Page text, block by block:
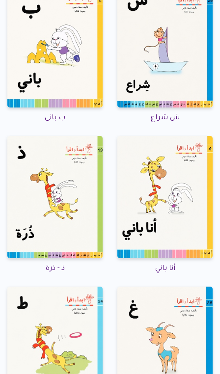
ش شراع ب باني
أنا باني ذ - ذرة